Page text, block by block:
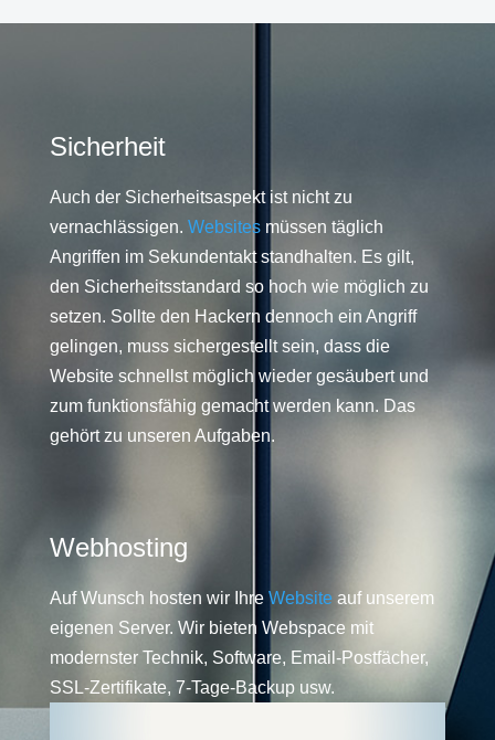
Sicherheit
Auch der Sicherheitsaspekt ist nicht zu
vernachlässigen. Websitesmüssen täglich
Angriffen im Sekundentakt standhalten. Es gilt,
den Sicherheitsstandard so hoch wie möglich zu
setzen. Sollte den Hackern dennoch ein Angriff
gelingen, muss sichergestellt sein, dass die
Website schnellst möglich wieder gesäubert und
zum funktionsfähig gemacht werden kann. Das
gehört zu unseren Aufgaben.
Webhosting
Auf Wunsch hosten wir Ihre Website auf unserem
eigenen Server. Wir bieten Webspace mit
modernster Technik, Software, Email-Postfächer,
SSL-Zertifikate, 7-Tage-Backup usw.